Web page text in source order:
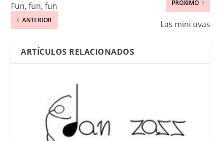
Fun, fun, fun
ANTERIOR
PRÓXIMO
Las mini uvas
ARTÍCULOS RELACIONADOS